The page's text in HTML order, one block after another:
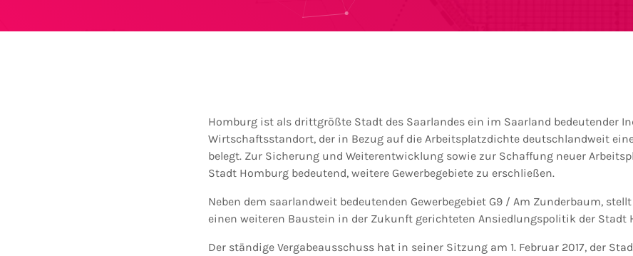
Homburg ist als drittgrößte Stadt des Saarlandes ein im Saarland bedeutender
Wirtschaftsstandort, der in Bezug auf die Arbeitsplatzdichte deutschlandweit
belegt. Zur Sicherung und Weiterentwicklung sowie zur Schaffung neuer
Stadt Homburg bedeutend, weitere Gewerbegebiete zu erschließen.
Neben dem saarlandweit bedeutenden Gewerbegebiet G9 / Am Zunderbaum, stellt
einen weiteren Baustein in der Zukunft gerichteten Ansiedlungspolitik der Stadt
Der ständige Vergabeausschuss hat in seiner Sitzung am 1. Februar 2017, der